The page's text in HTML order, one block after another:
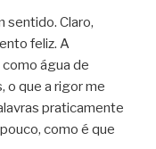
sentido. Claro,
feliz. A
água de
o que a rigor me
praticamente
como é que